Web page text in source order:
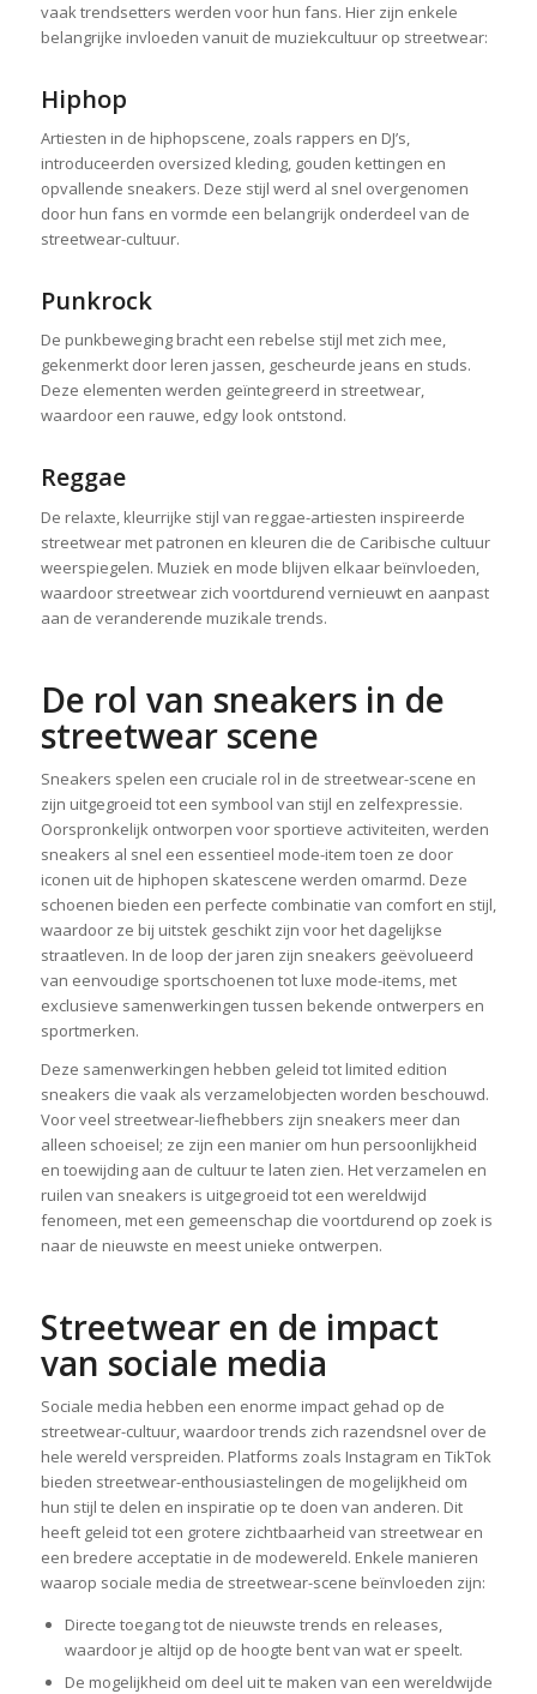
vaak trendsetters werden voor hun fans. Hier zijn enkele
belangrijke invloeden vanuit de muziekcultuur op streetwear:
Hiphop
Artiesten in de hiphopscene, zoals rappers en DJ’s,
introduceerden oversized kleding, gouden kettingen en
opvallende sneakers. Deze stijl werd al snel overgenomen
door hun fans en vormde een belangrijk onderdeel van de
streetwear-cultuur.
Punkrock
De punkbeweging bracht een rebelse stijl met zich mee,
gekenmerkt door leren jassen, gescheurde jeans en studs.
Deze elementen werden geïntegreerd in streetwear,
waardoor een rauwe, edgy look ontstond.
Reggae
De relaxte, kleurrijke stijl van reggae-artiesten inspireerde
streetwear met patronen en kleuren die de Caribische cultuur
weerspiegelen. Muziek en mode blijven elkaar beïnvloeden,
waardoor streetwear zich voortdurend vernieuwt en aanpast
aan de veranderende muzikale trends.
De rol van sneakers in de
streetwear scene
Sneakers spelen een cruciale rol in de streetwear-scene en
zijn uitgegroeid tot een symbool van stijl en zelfexpressie.
Oorspronkelijk ontworpen voor sportieve activiteiten, werden
sneakers al snel een essentieel mode-item toen ze door
iconen uit de hiphopen skatescene werden omarmd. Deze
schoenen bieden een perfecte combinatie van comfort en stijl,
waardoor ze bij uitstek geschikt zijn voor het dagelijkse
straatleven. In de loop der jaren zijn sneakers geëvolueerd
van eenvoudige sportschoenen tot luxe mode-items, met
exclusieve samenwerkingen tussen bekende ontwerpers en
sportmerken.
Deze samenwerkingen hebben geleid tot limited edition
sneakers die vaak als verzamelobjecten worden beschouwd.
Voor veel streetwear-liefhebbers zijn sneakers meer dan
alleen schoeisel; ze zijn een manier om hun persoonlijkheid
en toewijding aan de cultuur te laten zien. Het verzamelen en
ruilen van sneakers is uitgegroeid tot een wereldwijd
fenomeen, met een gemeenschap die voortdurend op zoek is
naar de nieuwste en meest unieke ontwerpen.
Streetwear en de impact
van sociale media
Sociale media hebben een enorme impact gehad op de
streetwear-cultuur, waardoor trends zich razendsnel over de
hele wereld verspreiden. Platforms zoals Instagram en TikTok
bieden streetwear-enthousiastelingen de mogelijkheid om
hun stijl te delen en inspiratie op te doen van anderen. Dit
heeft geleid tot een grotere zichtbaarheid van streetwear en
een bredere acceptatie in de modewereld. Enkele manieren
waarop sociale media de streetwear-scene beïnvloeden zijn:
Directe toegang tot de nieuwste trends en releases,
waardoor je altijd op de hoogte bent van wat er speelt.
De mogelijkheid om deel uit te maken van een wereldwijde